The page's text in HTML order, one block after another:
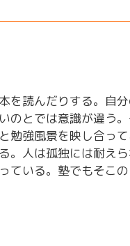
を読んだりする。自
のとでは意識が違う
勉強風景を映し合っ
。人は孤独には耐え
ている。塾でもそこ